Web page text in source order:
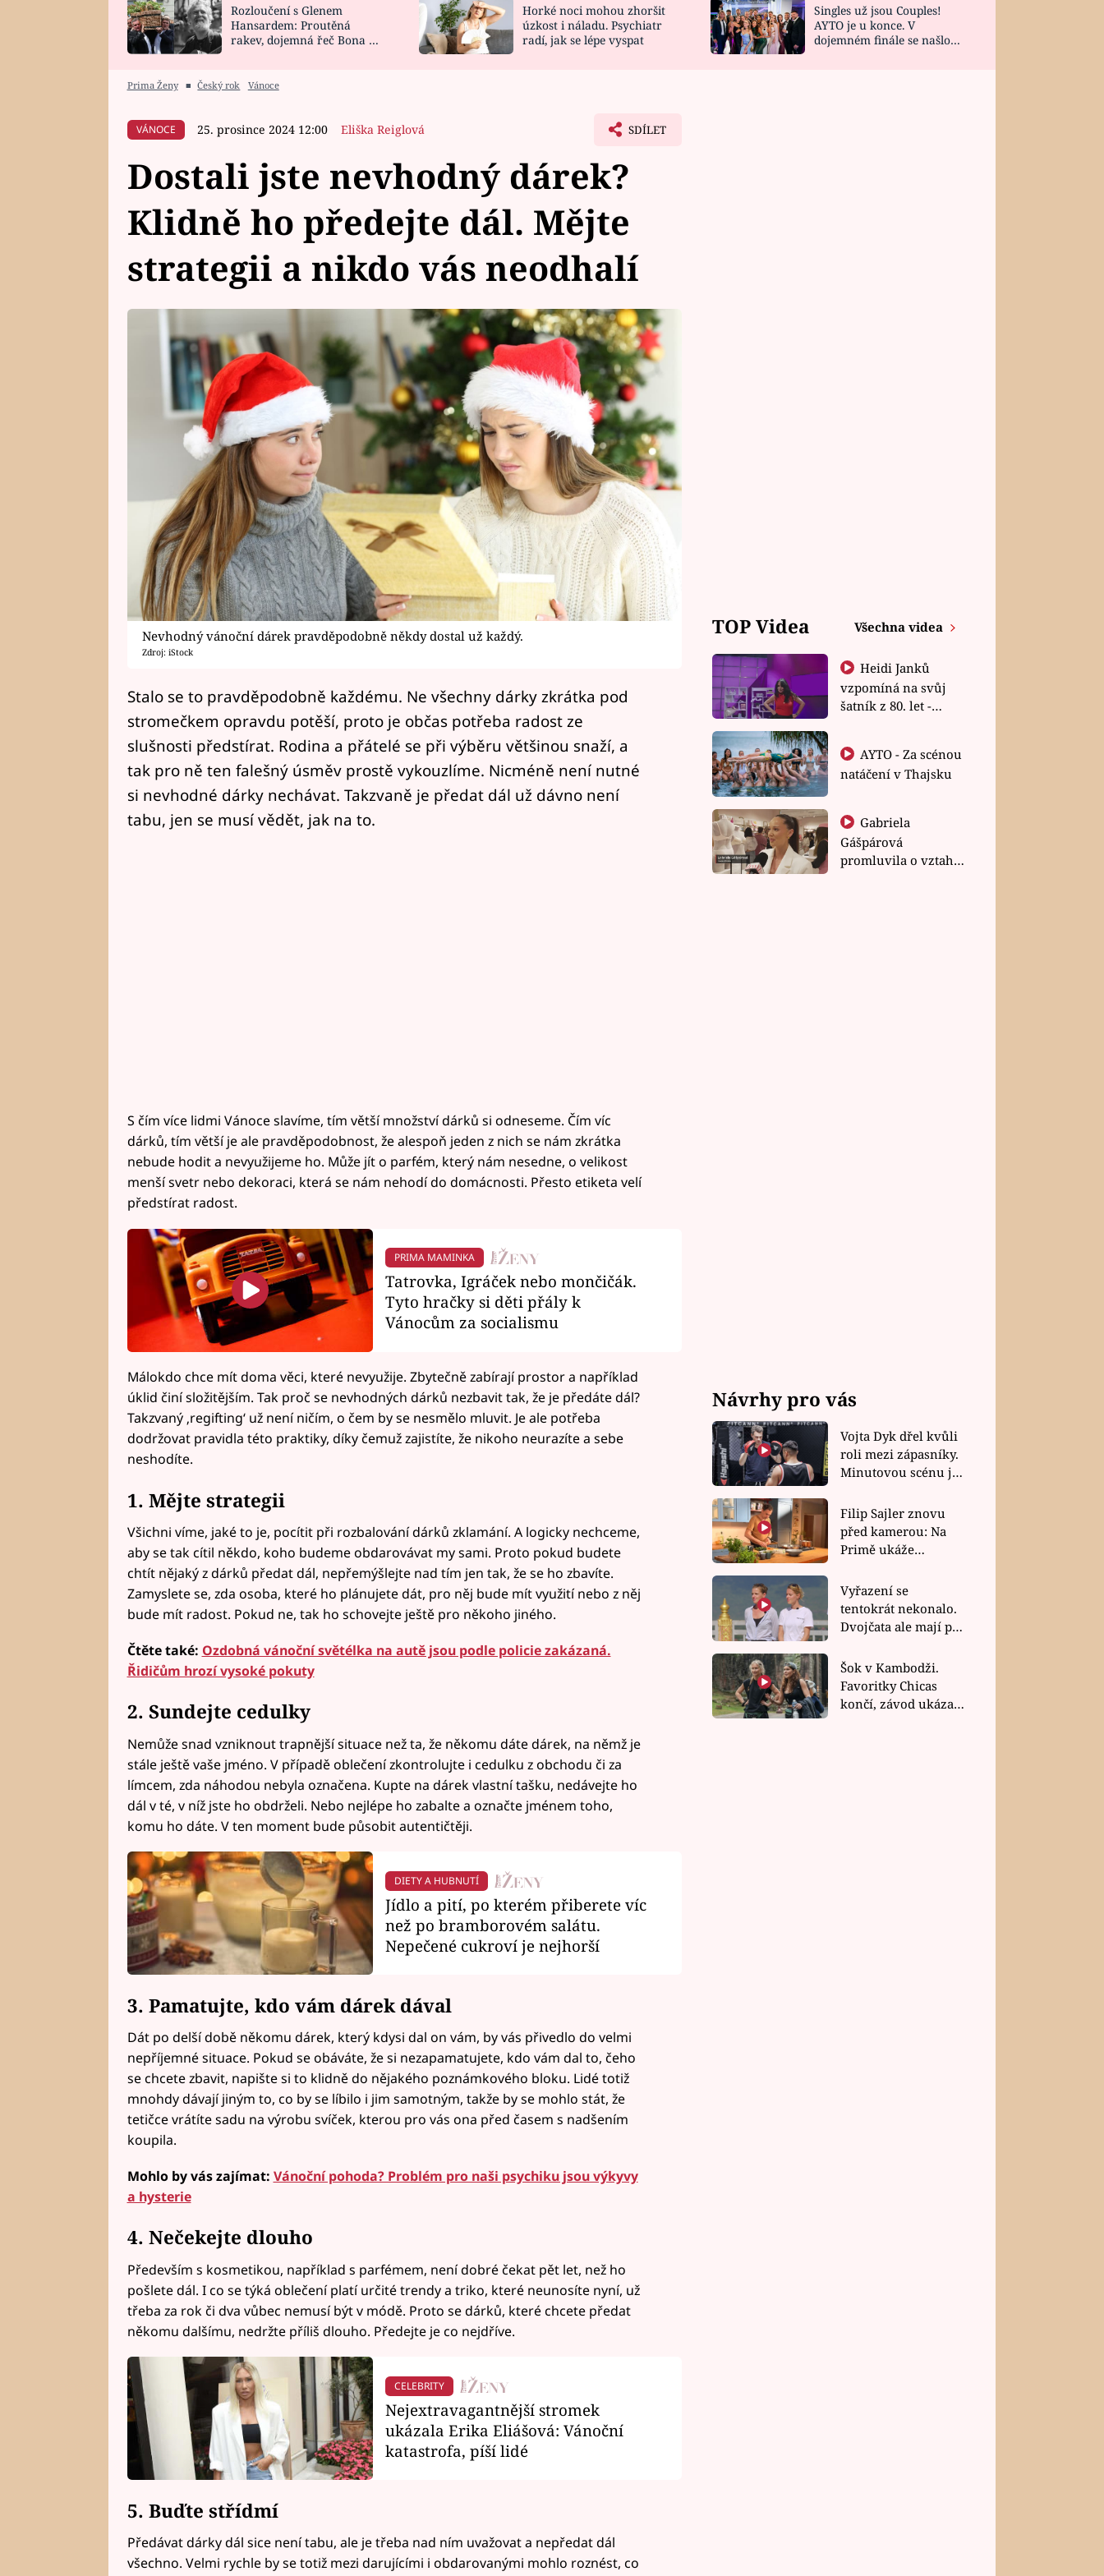
HOROSKOP NA
CELEBRITY
VAŘENÍ
NOVINKY
VIDEORECEPTY
ZAHRADA
DESIGN
Rozloučení s Glenem
Hansardem: Proutěná
rakev, dojemná řeč Bona a
Horké noci mohou zhoršit
úzkost i náladu. Psychiatr
radí, jak se lépe vyspat
Singles už jsou Couples!
AYTO je u konce. V
dojemném finále se našlo
Prima Ženy ■ Český rok Vánoce
VÁNOCE 25. prosince 2024 12:00 Eliška Reiglová SDÍLET
Dostali jste nevhodný dárek?
Klidně ho předejte dál. Mějte
strategii a nikdo vás neodhalí
Nevhodný vánoční dárek pravděpodobně někdy dostal už každý.
Zdroj: iStock
Stalo se to pravděpodobně každému. Ne všechny dárky zkrátka pod
stromečkem opravdu potěší, proto je občas potřeba radost ze
slušnosti předstírat. Rodina a přátelé se při výběru většinou snaží, a
tak pro ně ten falešný úsměv prostě vykouzlíme. Nicméně není nutné
si nevhodné dárky nechávat. Takzvaně je předat dál už dávno není
tabu, jen se musí vědět, jak na to.
S čím více lidmi Vánoce slavíme, tím větší množství dárků si odneseme. Čím víc
dárků, tím větší je ale pravděpodobnost, že alespoň jeden z nich se nám zkrátka
nebude hodit a nevyužijeme ho. Může jít o parfém, který nám nesedne, o velikost
menší svetr nebo dekoraci, která se nám nehodí do domácnosti. Přesto etiketa velí
předstírat radost.
PRIMA MAMINKA
Tatrovka, Igráček nebo mončičák.
Tyto hračky si děti přály k
Vánocům za socialismu
Málokdo chce mít doma věci, které nevyužije. Zbytečně zabírají prostor a například
úklid činí složitějším. Tak proč se nevhodných dárků nezbavit tak, že je předáte dál?
Takzvaný ‚regifting‘ už není ničím, o čem by se nesmělo mluvit. Je ale potřeba
dodržovat pravidla této praktiky, díky čemuž zajistíte, že nikoho neurazíte a sebe
neshodíte.
1. Mějte strategii
Všichni víme, jaké to je, pocítit při rozbalování dárků zklamání. A logicky nechceme,
aby se tak cítil někdo, koho budeme obdarovávat my sami. Proto pokud budete
chtít nějaký z dárků předat dál, nepřemýšlejte nad tím jen tak, že se ho zbavíte.
Zamyslete se, zda osoba, které ho plánujete dát, pro něj bude mít využití nebo z něj
bude mít radost. Pokud ne, tak ho schovejte ještě pro někoho jiného.
Čtěte také: Ozdobná vánoční světélka na autě jsou podle policie zakázaná.
Řidičům hrozí vysoké pokuty
2. Sundejte cedulky
Nemůže snad vzniknout trapnější situace než ta, že někomu dáte dárek, na němž je
stále ještě vaše jméno. V případě oblečení zkontrolujte i cedulku z obchodu či za
límcem, zda náhodou nebyla označena. Kupte na dárek vlastní tašku, nedávejte ho
dál v té, v níž jste ho obdrželi. Nebo nejlépe ho zabalte a označte jménem toho,
komu ho dáte. V ten moment bude působit autentičtěji.
DIETY A HUBNUTÍ
Jídlo a pití, po kterém přiberete víc
než po bramborovém salátu.
Nepečené cukroví je nejhorší
3. Pamatujte, kdo vám dárek dával
Dát po delší době někomu dárek, který kdysi dal on vám, by vás přivedlo do velmi
nepříjemné situace. Pokud se obáváte, že si nezapamatujete, kdo vám dal to, čeho
se chcete zbavit, napište si to klidně do nějakého poznámkového bloku. Lidé totiž
mnohdy dávají jiným to, co by se líbilo i jim samotným, takže by se mohlo stát, že
tetičce vrátíte sadu na výrobu svíček, kterou pro vás ona před časem s nadšením
koupila.
Mohlo by vás zajímat: Vánoční pohoda? Problém pro naši psychiku jsou výkyvy
a hysterie
4. Nečekejte dlouho
Především s kosmetikou, například s parfémem, není dobré čekat pět let, než ho
pošlete dál. I co se týká oblečení platí určité trendy a triko, které neunosíte nyní, už
třeba za rok či dva vůbec nemusí být v módě. Proto se dárků, které chcete předat
někomu dalšímu, nedržte příliš dlouho. Předejte je co nejdříve.
CELEBRITY
Nejextravagantnější stromek
ukázala Erika Eliášová: Vánoční
katastrofa, píší lidé
5. Buďte střídmí
Předávat dárky dál sice není tabu, ale je třeba nad ním uvažovat a nepředat dál
všechno. Velmi rychle by se totiž mezi darujícími i obdarovanými mohlo roznést, co
TOP Videa Všechna videa
Heidi Janků
vzpomíná na svůj
šatník z 80. let -
natáčení v Thajsku
Gabriela
Gášpárová
promluvila o vztahu
Návrhy pro vás
Vojta Dyk dřel kvůli
roli mezi zápasníky.
Minutovou scénu jel
Filip Sajler znovu
před kamerou: Na
Primě ukáže
rychlé recepty
Vyřazení se
tentokrát nekonalo.
Dvojčata ale mají po
závodu nůž na krku
Šok v Kambodži.
Favoritky Chicas
končí, závod ukázal